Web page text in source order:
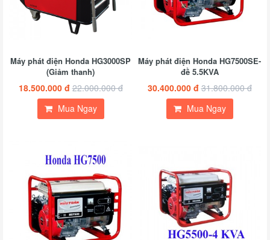
Máy phát điện Honda HG3000SP
(Giảm thanh)
18.500.000 đ 22.000.000 đ
Mua Ngay
Máy phát điện Honda HG7500SE-
đề 5.5KVA
30.400.000 đ 31.800.000 đ
Mua Ngay